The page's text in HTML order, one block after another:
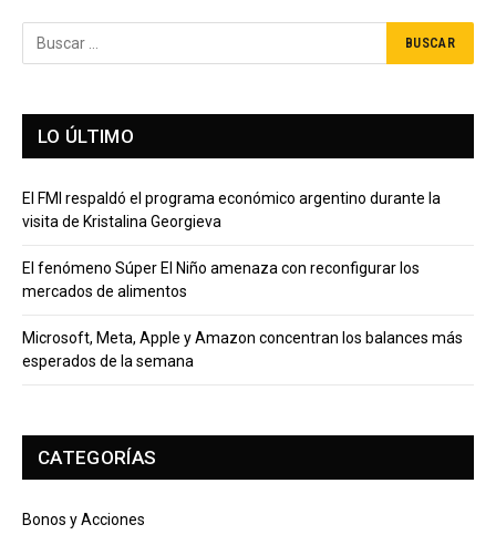
LO ÚLTIMO
El FMI respaldó el programa económico argentino durante la
visita de Kristalina Georgieva
El fenómeno Súper El Niño amenaza con reconfigurar los
mercados de alimentos
Microsoft, Meta, Apple y Amazon concentran los balances más
esperados de la semana
CATEGORÍAS
Bonos y Acciones